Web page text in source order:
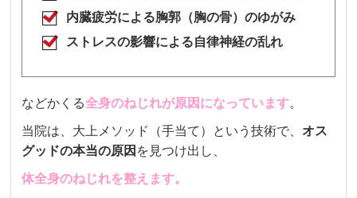
内臓疲労による胸郭（胸の骨）のゆがみ
ストレスの影響による自律神経の乱れ
などかくる全身のねじれが原因になっています。
当院は、大上メソッド（手当て）という技術で、 オス
グッドの本当の原因 を見つけ出し、
体全身のねじれを整えます。